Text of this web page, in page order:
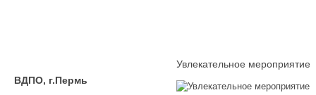
ВДПО, г.Пермь
Увлекательное мероприятие